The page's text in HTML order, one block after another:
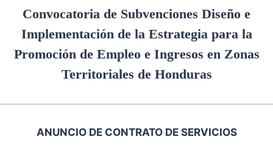
Convocatoria de Subvenciones Diseño e
Implementación de la Estrategia para la
Promoción de Empleo e Ingresos en Zonas
Territoriales de Honduras
ANUNCIO DE CONTRATO DE SERVICIOS